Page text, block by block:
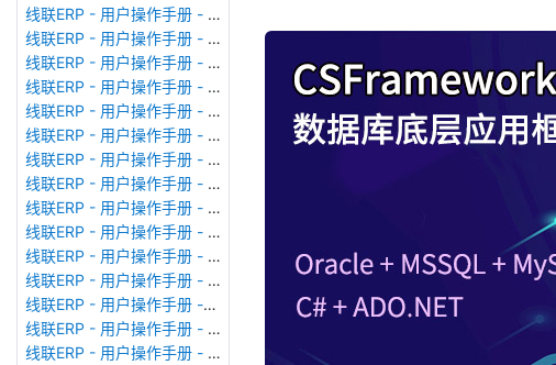
线联ERP - 用户操作手册 - 语种设置
线联ERP - 用户操作手册 - 国际化多语言
线联ERP - 用户操作手册 - 报表管理
线联ERP - 用户操作手册 - 字段名管理
线联ERP - 用户操作手册 - 模块管理
线联ERP - 用户操作手册 - 广播消息
线联ERP - 用户操作手册 - 审计日志
线联ERP - 用户操作手册 - 公司资料设置
线联ERP - 用户操作手册 - 系统参数设置
线联ERP - 用户操作手册 - 单据类型
线联ERP - 用户操作手册 - 号码规则
线联ERP - 用户操作手册 - 功能菜单
线联ERP - 用户操作手册 -分配临时角色
线联ERP - 用户操作手册 - 组织架构
线联ERP - 用户操作手册 - 用户管理